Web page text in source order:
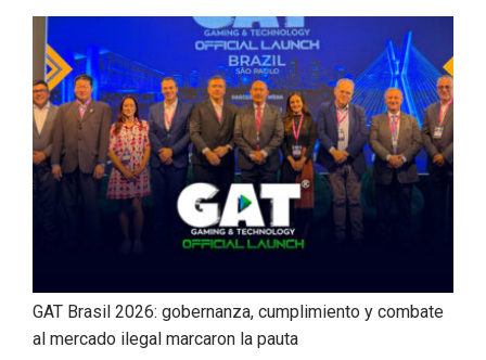
GAT Brasil 2026: gobernanza, cumplimiento y combate
al mercado ilegal marcaron la pauta